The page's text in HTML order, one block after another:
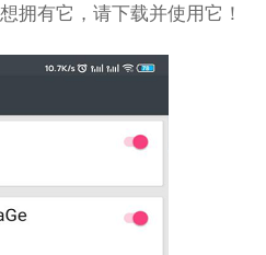
拥有它，请下载并使用它！